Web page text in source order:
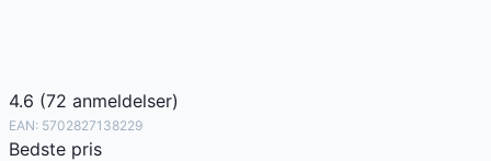
4.6 (72 anmeldelser)
EAN: 5702827138229
Bedste pris